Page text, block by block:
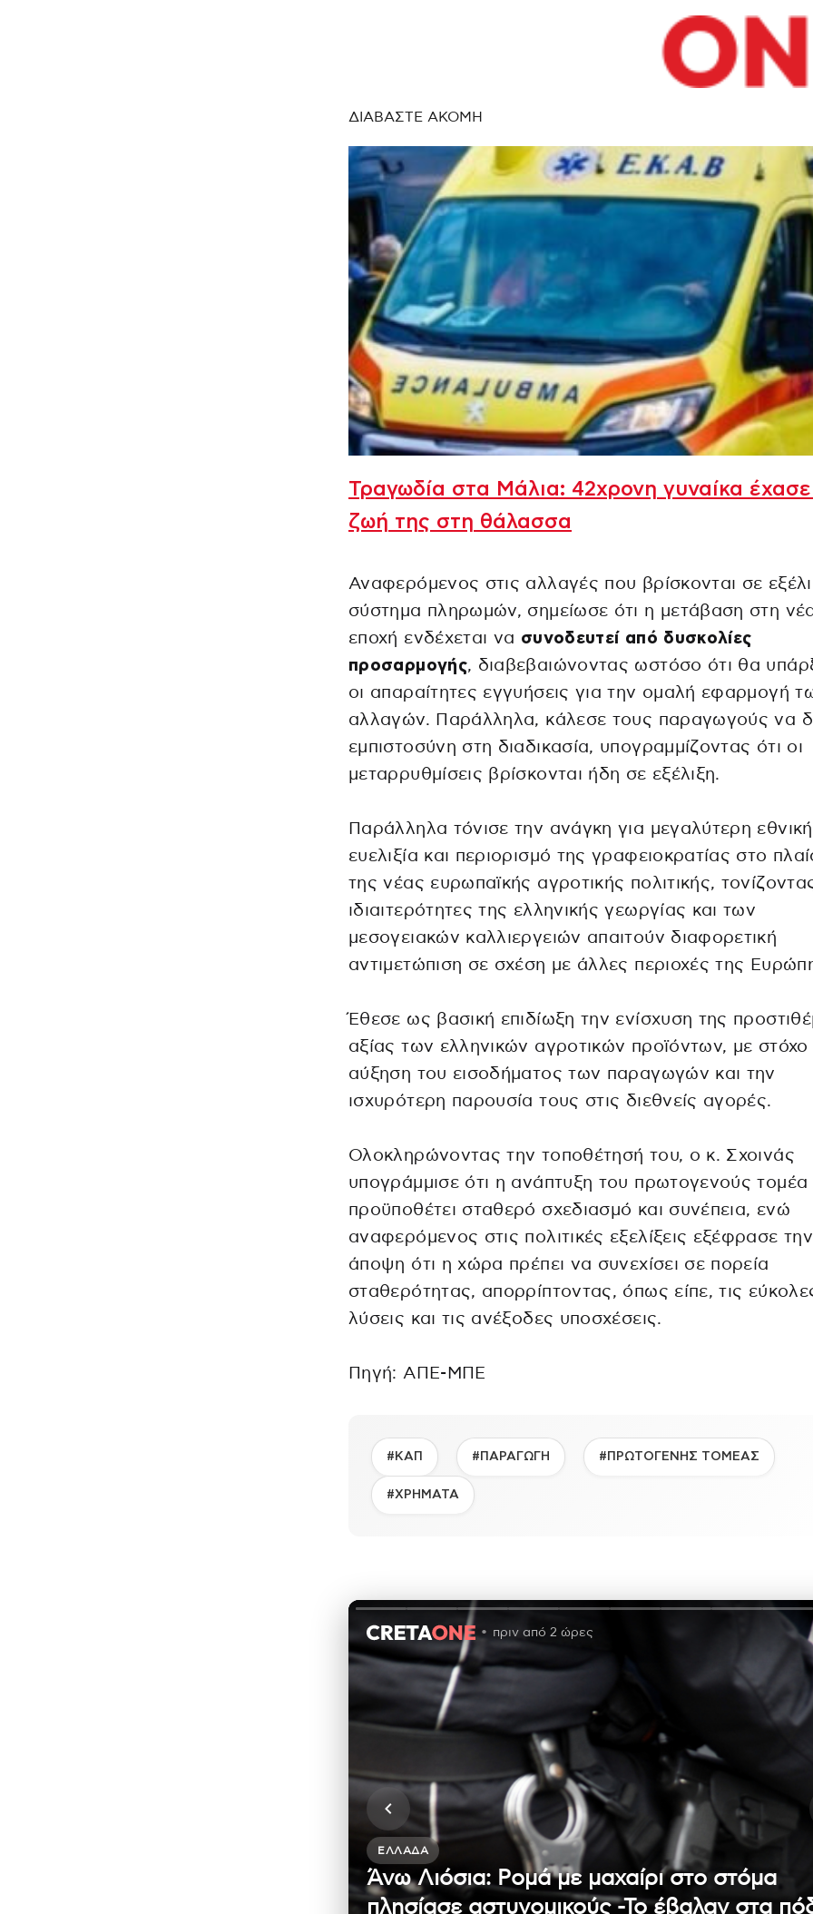
ΔΙΑΒΑΣΤΕ ΑΚΟΜΗ
Τραγωδία στα Μάλια: 42χρονη γυναίκα
ζωή της στη θάλασσα
Αναφερόμενος στις αλλαγές που βρίσκονται σε
σύστημα πληρωμών, σημείωσε ότι η μετάβαση στη
εποχή ενδέχεται να συνοδευτεί από δυσκολίες
προσαρμογής, διαβεβαιώνοντας ωστόσο ότι θα
οι απαραίτητες εγγυήσεις για την ομαλή εφαρμογή
αλλαγών. Παράλληλα, κάλεσε τους παραγωγούς να
εμπιστοσύνη στη διαδικασία, υπογραμμίζοντας ότι οι
μεταρρυθμίσεις βρίσκονται ήδη σε εξέλιξη.
Παράλληλα τόνισε την ανάγκη για μεγαλύτερη εθνική
ευελιξία και περιορισμό της γραφειοκρατίας στο
της νέας ευρωπαϊκής αγροτικής πολιτικής,
ιδιαιτερότητες της ελληνικής γεωργίας και των
μεσογειακών καλλιεργειών απαιτούν διαφορετική
αντιμετώπιση σε σχέση με άλλες περιοχές της
Έθεσε ως βασική επιδίωξη την ενίσχυση της
αξίας των ελληνικών αγροτικών προϊόντων, με στόχο
αύξηση του εισοδήματος των παραγωγών και την
ισχυρότερη παρουσία τους στις διεθνείς αγορές.
Ολοκληρώνοντας την τοποθέτησή του, ο κ. Σχοινάς
υπογράμμισε ότι η ανάπτυξη του πρωτογενούς τομέα
προϋποθέτει σταθερό σχεδιασμό και συνέπεια, ενώ
αναφερόμενος στις πολιτικές εξελίξεις εξέφρασε την
άποψη ότι η χώρα πρέπει να συνεχίσει σε πορεία
σταθερότητας, απορρίπτοντας, όπως είπε, τις
λύσεις και τις ανέξοδες υποσχέσεις.
Πηγή: ΑΠΕ-ΜΠΕ
#ΚΑΠ #ΠΑΡΑΓΩΓΗ #ΠΡΩΤΟΓΕΝΗΣ ΤΟΜΕΑΣ
#ΧΡΗΜΑΤΑ
πριν από 2 ώρες
ΕΛΛΆΔΑ
Άνω Λιόσια: Ρομά με μαχαίρι στο στόμα
πλησίασε αστυνομικούς -Το έβαλαν στα